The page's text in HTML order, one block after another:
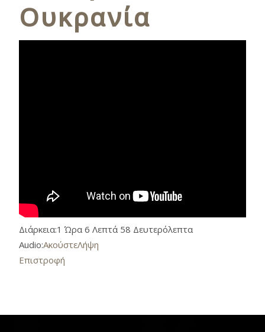
Ουκρανία
Διάρκεια:1 Ώρα 6 Λεπτά 58 Δευτερόλεπτα
Audio:ΑκούστεΛήψη
Επιστροφή